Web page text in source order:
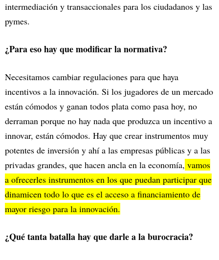
intermediación y transaccionales para los ciudadanos y las
pymes.
¿Para eso hay que modificar la normativa?
Necesitamos cambiar regulaciones para que haya
incentivos a la innovación. Si los jugadores de un mercado
están cómodos y ganan todos plata como pasa hoy, no
derraman porque no hay nada que produzca un incentivo a
innovar, están cómodos. Hay que crear instrumentos muy
potentes de inversión y ahí a las empresas públicas y a las
privadas grandes, que hacen ancla en la economía, vamos
a ofrecerles instrumentos en los que puedan participar que
dinamicen todo lo que es el acceso a financiamiento de
mayor riesgo para la innovación.
¿Qué tanta batalla hay que darle a la burocracia?